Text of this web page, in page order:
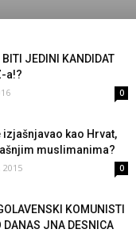
JEDINI KANDIDAT
a!?
0
kao Hrvat,
muslimanima?
2015 0
KOMUNISTI
DANAS JNA DESNICA